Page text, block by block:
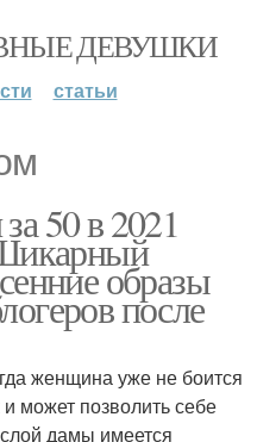
ДЕВУШКИ
статьи
50 в 2021
образы
после
женщина уже не боится
может позволить себе
дамы имеется